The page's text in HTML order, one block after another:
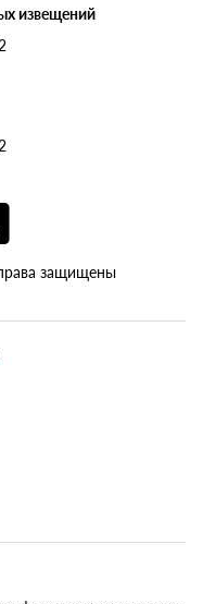
извещений
защищены